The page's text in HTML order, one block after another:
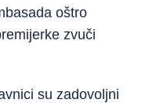
oštro
zvuči
su zadovoljni